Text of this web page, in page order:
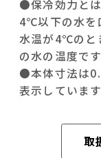
●保冷効力と
4℃以下の水を
水温が4℃のと
の水の温度です
●本体寸法は
表示しています
取